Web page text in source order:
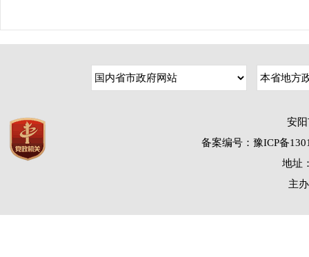
安
备案编号：豫ICP备
地址
主